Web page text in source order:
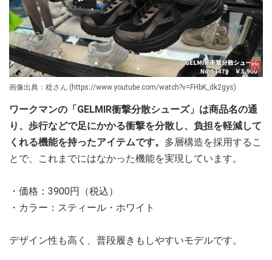
画像出典：稔さん (https://www.youtube.com/watch?v=FHbK_dk2gys)
ワークマンの「GELMIR衝撃分散シューズ」は商品名の通
り、歩行などで足にかかる衝撃を分散し、負担を軽減して
くれる機能を持ったアイテムです。 多層構造を採用するこ
とで、これまでにはなかった機能を実現しています。
・価格：3900円（税込）
・カラー：スティール・ホワイト
デザイン性も高く、普段履きもしやすいモデルです。